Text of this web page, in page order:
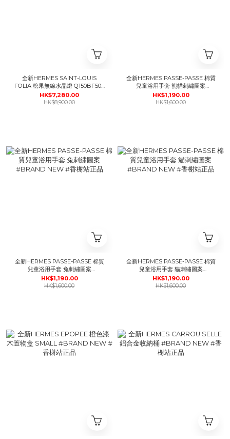
全新HERMES SAINT-LOUIS
FOLIA 松果無線水晶燈 Q150BF500
銀色鋁蓋版 #BRAND NEW #香榭
站正品
HK$7,280.00
HK$8,900.00
全新HERMES PASSE-PASSE 棉質
兒童浴用手套 熊貓刺繡圖案
#BRAND NEW #香榭站正品
HK$1,190.00
HK$1,600.00
全新HERMES PASSE-PASSE 棉質
兒童浴用手套 兔刺繡圖案
#BRAND NEW #香榭站正品
HK$1,190.00
HK$1,600.00
全新HERMES PASSE-PASSE 棉質
兒童浴用手套 貓刺繡圖案
#BRAND NEW #香榭站正品
HK$1,190.00
HK$1,600.00